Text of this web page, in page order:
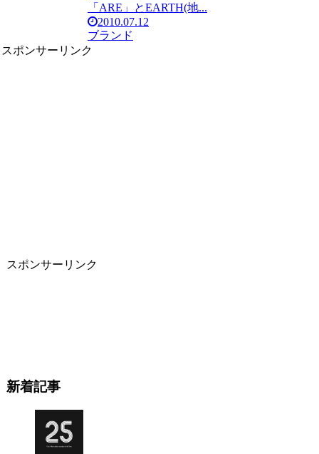
「ARE」とEARTH(地...
2010.07.12
ブランド
スポンサーリンク
スポンサーリンク
新着記事